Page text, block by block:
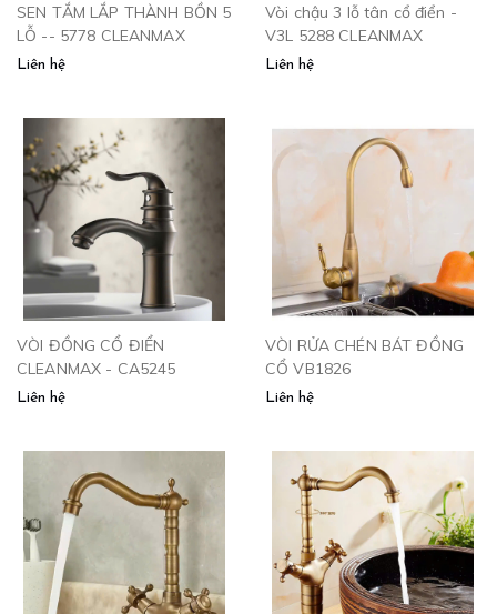
SEN TẮM LẮP THÀNH BỒN 5
LỖ -- 5778 CLEANMAX
Liên hệ
Vòi chậu 3 lỗ tân cổ điển -
V3L 5288 CLEANMAX
Liên hệ
VÒI ĐỒNG CỔ ĐIỂN
CLEANMAX - CA5245
Liên hệ
VÒI RỬA CHÉN BÁT ĐỒNG
CỔ VB1826
Liên hệ